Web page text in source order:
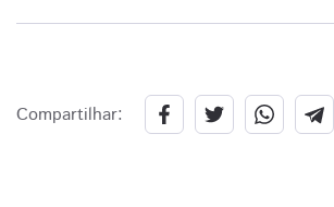
Compartilhar: